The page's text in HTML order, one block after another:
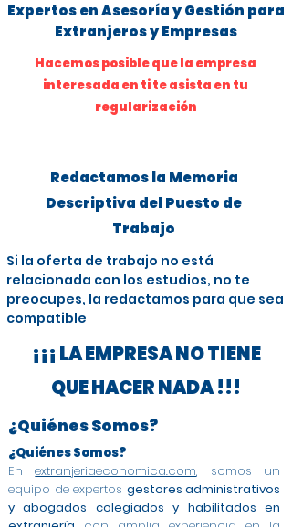
Expertos en Asesoría y Gestión para
Extranjeros y Empresas
Hacemos posible que la empresa
interesada en ti te asista en tu
regularización
Redactamos la Memoria
Descriptiva del Puesto de
Trabajo
Si la oferta de trabajo no está
relacionada con los estudios, no te
preocupes, la redactamos para que sea
compatible
¡¡¡ LA EMPRESA NO TIENE
QUE HACER NADA !!!
¿Quiénes Somos?
¿Quiénes Somos?
Enextranjeriaeconomica.com, somos un
equipo de expertos gestores administrativos
y abogados colegiados y habilitados en